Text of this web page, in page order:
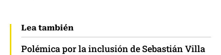
Lea también
Polémica por la inclusión de Sebastián Villa